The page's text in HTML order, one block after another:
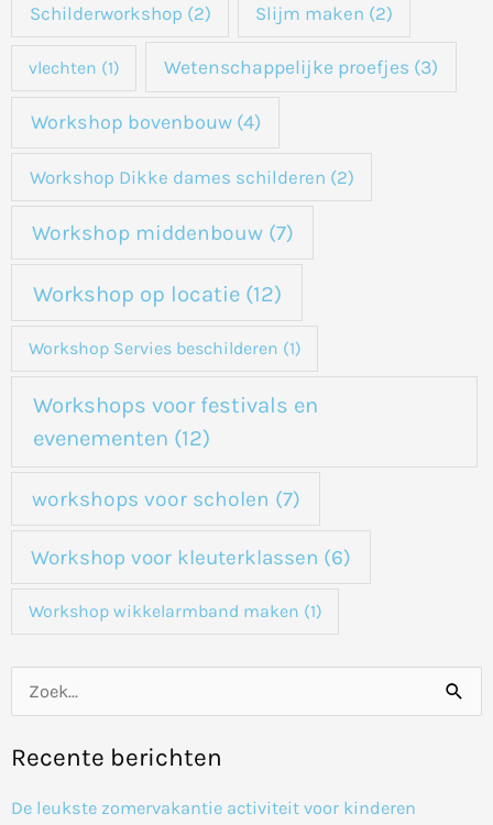
Schilderworkshop (2) Slijm maken (2)
vlechten (1) Wetenschappelijke proefjes (3)
Workshop bovenbouw(4)
Workshop Dikke dames schilderen (2)
Workshop middenbouw(7)
Workshop op locatie(12)
Workshop Servies beschilderen (1)
Workshops voor festivals en
evenementen (12)
workshops voor scholen (7)
Workshop voor kleuterklassen (6)
Workshop wikkelarmband maken (1)
e
k
Recente berichten
De leukste zomervakantie activiteit voor kinderen